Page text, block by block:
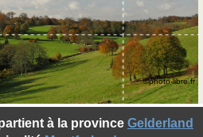
à la province Gelderland
©photo-libre.fr